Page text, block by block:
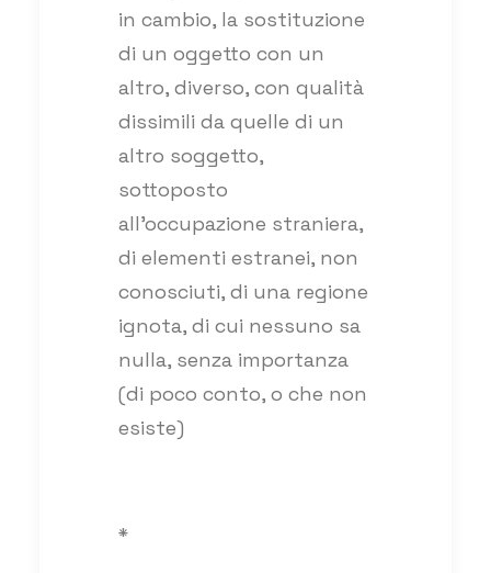
in cambio, la sostituzione
di un oggetto con un
altro, diverso, con qualità
dissimili da quelle di un
altro soggetto,
sottoposto
all’occupazione straniera,
di elementi estranei, non
conosciuti, di una regione
ignota, di cui nessuno sa
nulla, senza importanza
(di poco conto, o che non
esiste)
*